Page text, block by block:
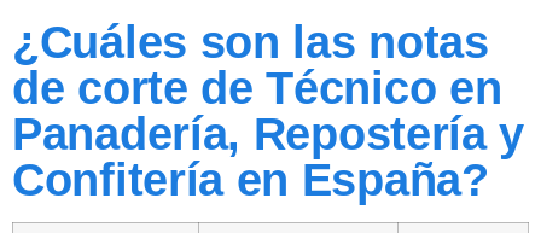
¿Cuáles son las notas
de corte de Técnico en
Panadería, Repostería y
Confitería en España?